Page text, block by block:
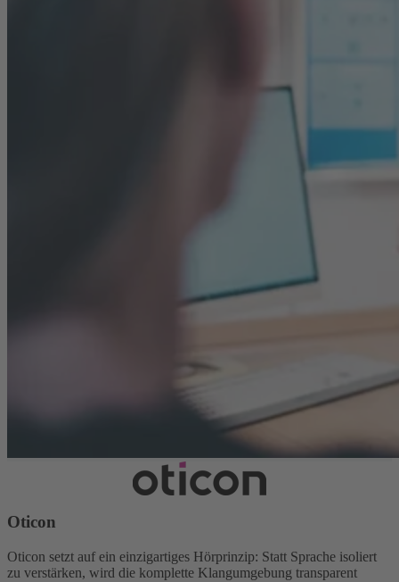
Oticon
Oticon setzt auf ein einzigartiges Hörprinzip: Statt Sprache isoliert
zu verstärken, wird die komplette Klangumgebung transparent